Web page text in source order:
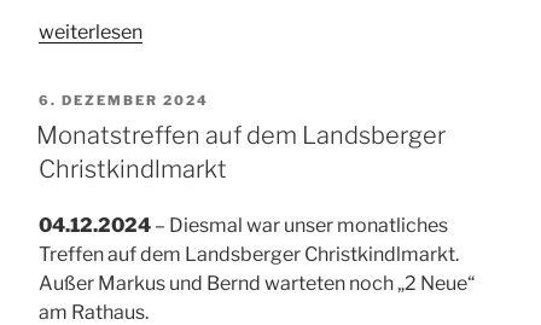
„Neue
bei
Selbsthilfegruppe
Pro-
Bewegung
in
Landsberg“
weiterlesen
VERÖFFENTLICHT
AM
6. DEZEMBER 2024
Monatstreffen auf dem Landsberger
Christkindlmarkt
04.12.2024 – Diesmal war unser monatliches
Treffen auf dem Landsberger Christkindlmarkt.
Außer Markus und Bernd warteten noch „2 Neue“
am Rathaus.